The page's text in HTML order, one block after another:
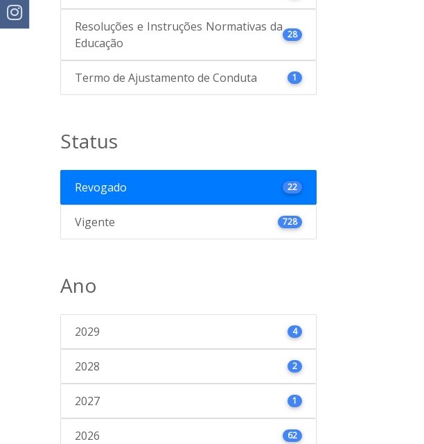
Resoluções e Instruções Normativas da
Educação
28
Termo de Ajustamento de Conduta 1
Status
Revogado 22
Vigente 728
Ano
2029 4
2028 2
2027 1
2026 62